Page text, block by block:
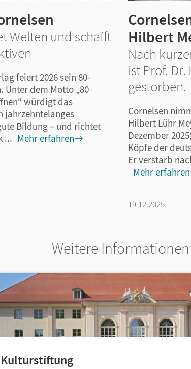
Welten und schafft
feiert 2026 sein 80-
Unter dem Motto „80
würdigt das
jahrzehntelanges
Bildung – und richtet
... Mehr erfahren
Hilbert
Nach
ist Prof.
gestorben.
Cornelsen
Hilbert Lühr
Dezember
Köpfe der
Er verstarb
Mehr erfahren
19.12.2025
Weitere Informationen